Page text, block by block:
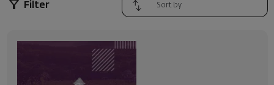
Filter